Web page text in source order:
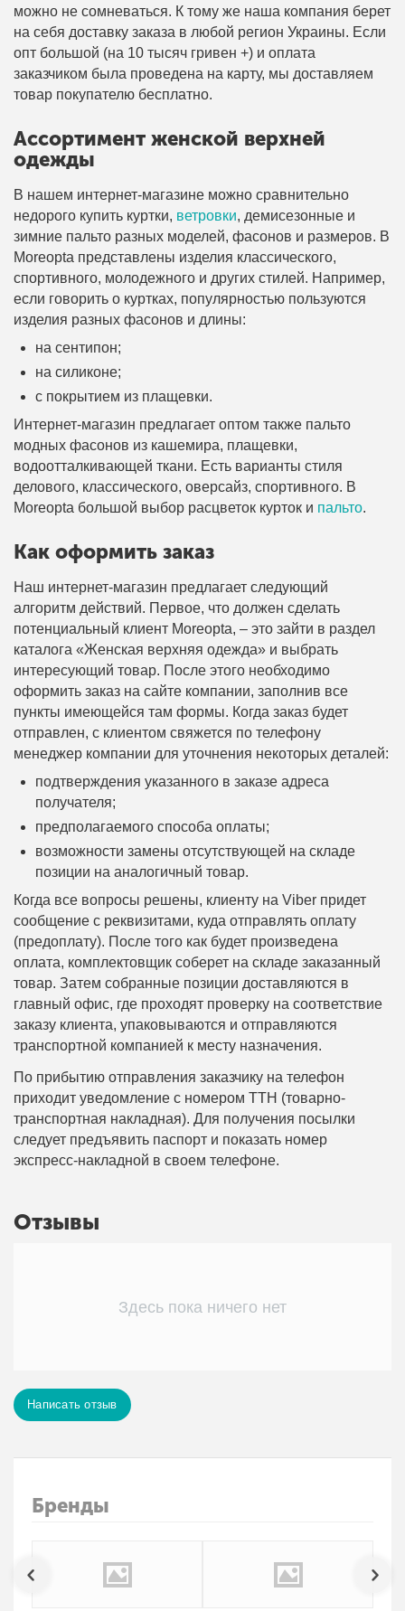
можно не сомневаться. К тому же наша компания берет
на себя доставку заказа в любой регион Украины. Если
опт большой (на 10 тысяч гривен +) и оплата
заказчиком была проведена на карту, мы доставляем
товар покупателю бесплатно.
Ассортимент женской верхней
одежды
В нашем интернет-магазине можно сравнительно
недорого купить куртки, ветровки, демисезонные и
зимние пальто разных моделей, фасонов и размеров. В
Moreopta представлены изделия классического,
спортивного, молодежного и других стилей. Например,
если говорить о куртках, популярностью пользуются
изделия разных фасонов и длины:
на сентипон;
на силиконе;
с покрытием из плащевки.
Интернет-магазин предлагает оптом также пальто
модных фасонов из кашемира, плащевки,
водоотталкивающей ткани. Есть варианты стиля
делового, классического, оверсайз, спортивного. В
Moreopta большой выбор расцветок курток и пальто.
Как оформить заказ
Наш интернет-магазин предлагает следующий
алгоритм действий. Первое, что должен сделать
потенциальный клиент Moreopta, – это зайти в раздел
каталога «Женская верхняя одежда» и выбрать
интересующий товар. После этого необходимо
оформить заказ на сайте компании, заполнив все
пункты имеющейся там формы. Когда заказ будет
отправлен, с клиентом свяжется по телефону
менеджер компании для уточнения некоторых деталей:
подтверждения указанного в заказе адреса
получателя;
предполагаемого способа оплаты;
возможности замены отсутствующей на складе
позиции на аналогичный товар.
Когда все вопросы решены, клиенту на Viber придет
сообщение с реквизитами, куда отправлять оплату
(предоплату). После того как будет произведена
оплата, комплектовщик соберет на складе заказанный
товар. Затем собранные позиции доставляются в
главный офис, где проходят проверку на соответствие
заказу клиента, упаковываются и отправляются
транспортной компанией к месту назначения.
По прибытию отправления заказчику на телефон
приходит уведомление с номером ТТН (товарно-
транспортная накладная). Для получения посылки
следует предъявить паспорт и показать номер
экспресс-накладной в своем телефоне.
Отзывы
Здесь пока ничего нет
Написать отзыв
Бренды